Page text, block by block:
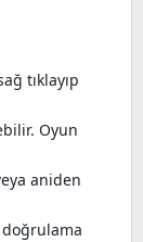
tıklayıp
Oyun
aniden